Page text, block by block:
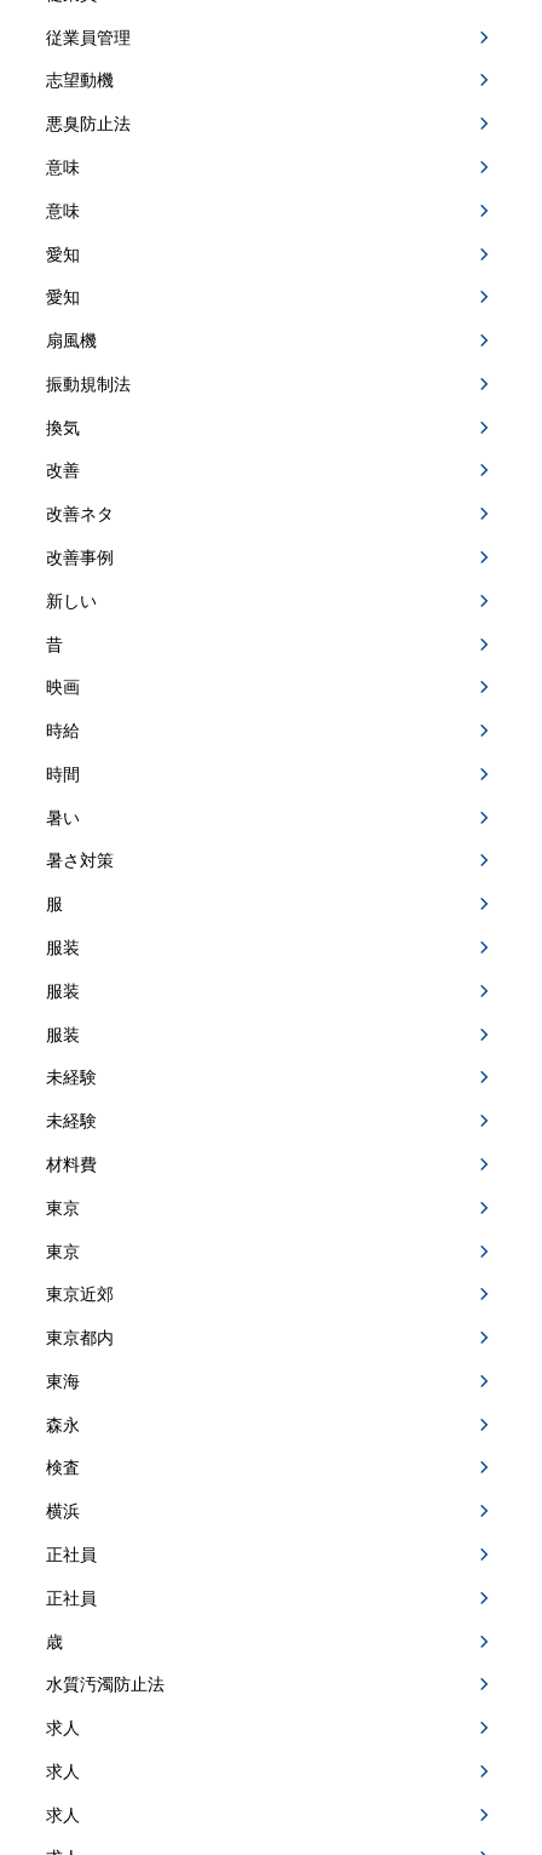
従業員管理
志望動機
悪臭防止法
意味
意味
愛知
愛知
扇風機
振動規制法
換気
改善
改善ネタ
改善事例
新しい
昔
映画
時給
時間
暑い
暑さ対策
服
服装
服装
服装
未経験
未経験
材料費
東京
東京
東京近郊
東京都内
東海
森永
検査
横浜
正社員
正社員
歳
水質汚濁防止法
求人
求人
求人